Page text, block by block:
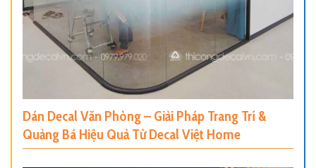
Dán Decal Văn Phòng – Giải Pháp Trang Trí &
Quảng Bá Hiệu Quả Từ Decal Việt Home